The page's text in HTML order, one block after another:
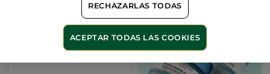
Leche corporal oliva y
RECHAZARLAS TODAS
ACEPTAR TODAS LAS COOKIES